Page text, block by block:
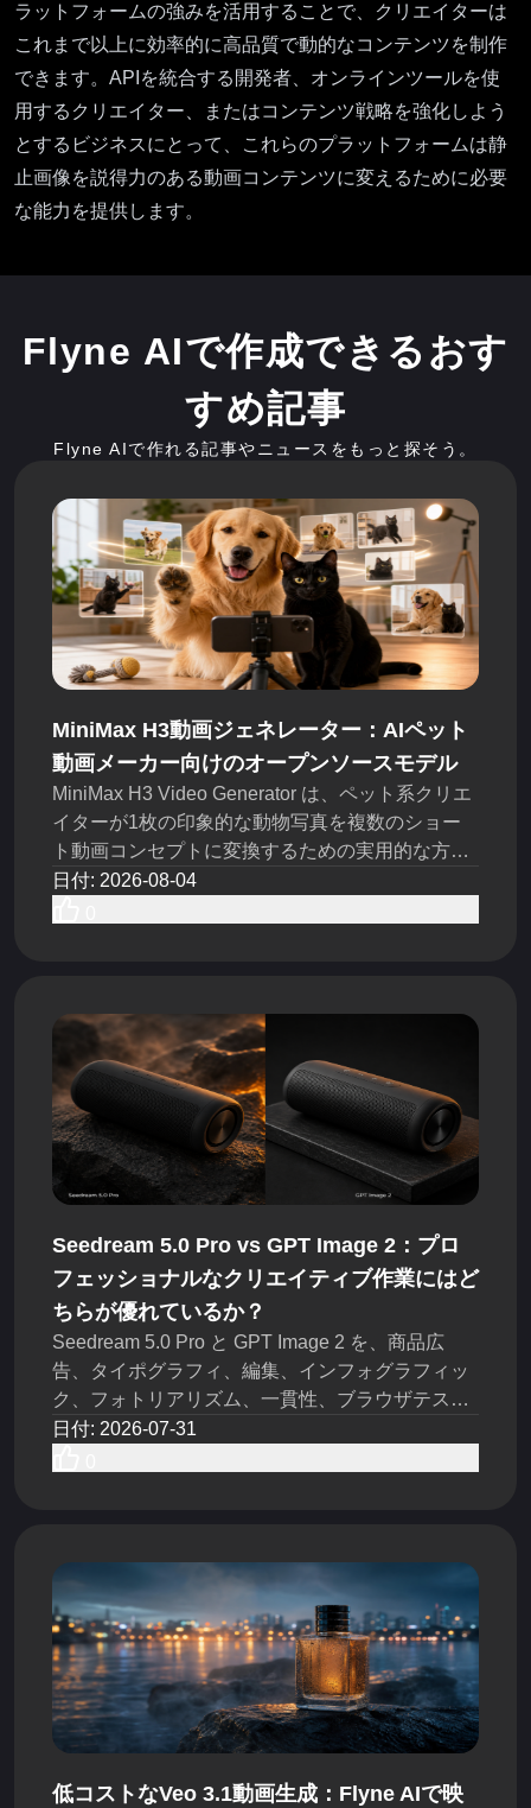
ラットフォームの強みを活用することで、クリエイターは
これまで以上に効率的に高品質で動的なコンテンツを制作
できます。APIを統合する開発者、オンラインツールを使
用するクリエイター、またはコンテンツ戦略を強化しよう
とするビジネスにとって、これらのプラットフォームは静
止画像を説得力のある動画コンテンツに変えるために必要
な能力を提供します。
Flyne AIで作成できるおす
すめ記事
Flyne AIで作れる記事やニュースをもっと探そう。
MiniMax H3動画ジェネレーター：AIペット
動画メーカー向けのオープンソースモデル
MiniMax H3 Video Generator は、ペット系クリエ
イターが1枚の印象的な動物写真を複数のショー
ト動画コンセプトに変換するための実用的な方法
を提供します。AI Pet Video Maker として活用す
日付: 2026-08-04
Seedream 5.0 Pro vs GPT Image 2：プロ
フェッショナルなクリエイティブ作業にはど
ちらが優れているか？
Seedream 5.0 Pro と GPT Image 2 を、商品広
告、タイポグラフィ、編集、インフォグラフィッ
ク、フォトリアリズム、一貫性、ブラウザテス
ト、そして今日の API ワークフローの観点から比
日付: 2026-07-31
低コストなVeo 3.1動画生成：Flyne AIで映